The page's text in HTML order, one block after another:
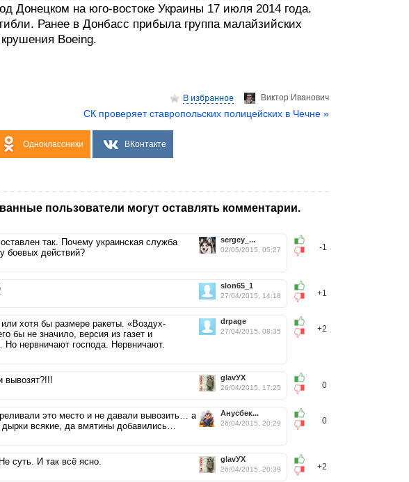
Донецком на юго-востоке Украины 17 июля 2014 года.
Ранее в Донбасс прибыла группа малайзийских
Boeing.
Виктор Иванович
СК проверяет ставропольских полицейских в Чечне »
Одноклассники ВКонтакте
пользователи могут оставлять комментарии.
-1
sergey_...
02/05/2015, 05:27
так. Почему украинская служба
боевых действий?
+1
slon65_1
27/04/2015, 14:18
+2
drpage
27/04/2015, 08:35
хотя бы размере ракеты. «Воздух-
бы не значило, версия из газет и
Но нервничают господа. Нервничают.
0
glavУХ
26/04/2015, 17:25
0
Анусбек...
26/04/2015, 20:29
это место и не давали вывозить… а
всякие, да вмятины добавились…
+2
glavУХ
26/04/2015, 20:39
суть. И так всё ясно.